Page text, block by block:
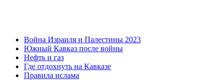
Война Израиля и Палестины 2023
Южный Кавказ после войны
Нефть и газ
Где отдохнуть на Кавказе
Правила ислама